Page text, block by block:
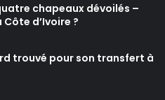
chapeaux dévoilés –
d’Ivoire ?
trouvé pour son transfert à